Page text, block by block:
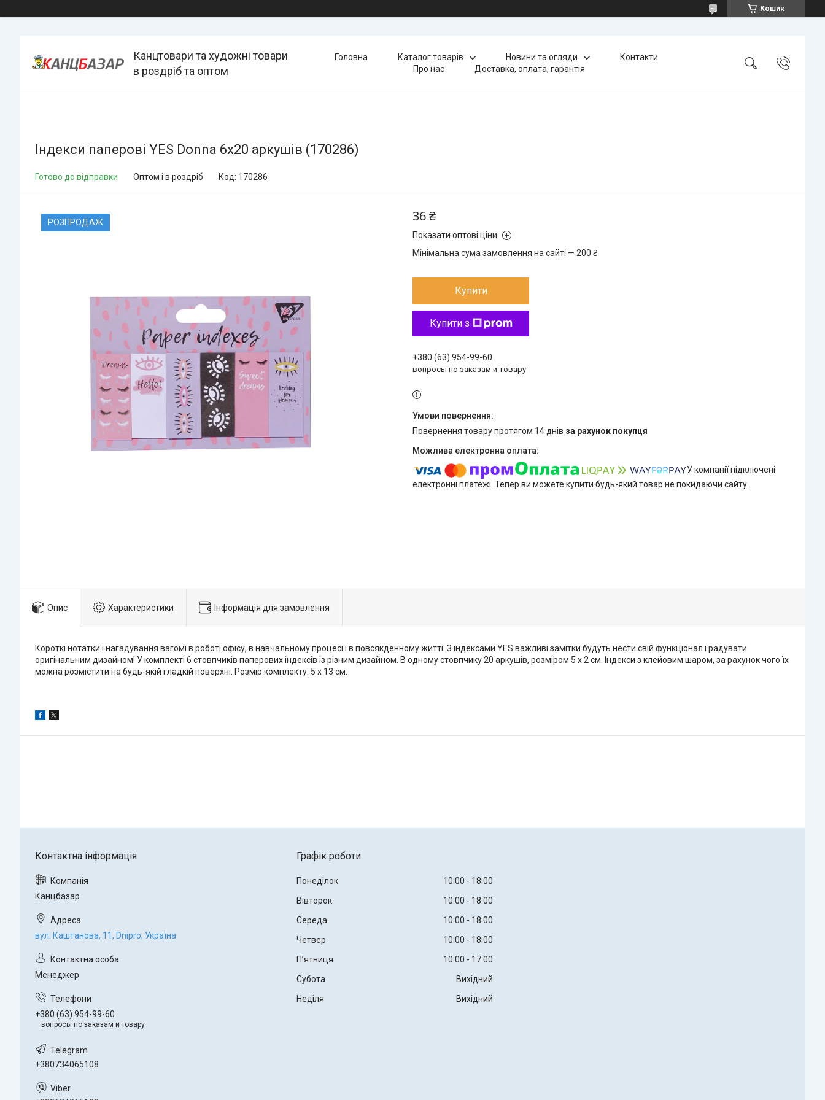
Кошик
Канцтовари та художні товари
в роздріб та оптом
Головна Каталог товарів Новини та огляди
Контакти
Про нас
Доставка, оплата, гарантія
Індекси паперові YES Donna 6x20 аркушів (170286)
Готово до відправки Оптом і в роздріб Код: 170286
РОЗПРОДАЖ 36 ₴
Показати оптові ціни
Мінімальна сума замовлення на сайті — 200 ₴
Купити
Купити з
+380 (63) 954-99-60
вопросы по заказам и товару
повернення товару протягом 14 днів за рахунок покупця
У компанії підключені
електронні платежі. Тепер ви можете купити будь-який товар не покидаючи сайту.
Опис Характеристики Інформація для замовлення
Короткі нотатки і нагадування вагомі в роботі офісу, в навчальному процесі і в повсякденному житті. З індексами YES важливі замітки будуть нести свій функціонал і радувати
оригінальним дизайном! У комплекті 6 стовпчиків паперових індексів із різним дизайном. В одному стовпчику 20 аркушів, розміром 5 х 2 см. Індекси з клейовим шаром, за рахунок чого їх
можна розмістити на будь-якій гладкій поверхні. Розмір комплекту: 5 х 13 см.
Канцбазар
вул. Каштанова, 11, Dnipro, Україна
Менеджер
+380 (63) 954-99-60
вопросы по заказам и товару
+380734065108
Графік роботи
Понеділок 10:00
18:00
Вівторок
10:00
18:00
Середа
10:00
18:00
Четвер
10:00
18:00
Пʼятниця
10:00
17:00
Субота
Вихідний
Неділя
Вихідний